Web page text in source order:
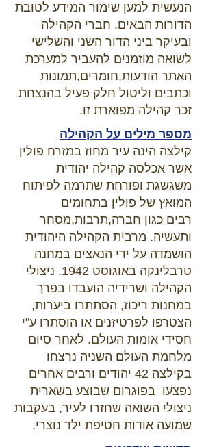
הנעשית למען שימור המידע לטובת
הדורות הבאים. חברי הקהילה
ובעיקר ביני הדור השני והשלישי
לשואה מוזמנים להעביר למערכת
האתר הודעות,חומרים,תמונות
וכתבים וליטול חלק פעיל בהנצחת
זכר קהילה מפוארת זו.
מספר מילים על הקהילה
קילצה הינה עיר מחוז במזרח פולין
אשר אכלסה קהילה יהודית
משגשגת ופורחת שתרמה לפיתוח
המואץ של פולין בתחומים
רבים כגון חברה,תרבות,מסחר
ותעשיה. מרבית הקהילה היהודית
הושמדה על ידי הנאצים במחנה
טרבלינקה באוגוסט 1942. ניצולי
הקהילה ושרידיה הועבדו בפרך
במחנות ריכוז, הסתתרו ביערות,
הצטרפו לפרטיזנים או הוסתרו ע"י
חסידי אומות העולם. לאחר סיום
מלחמת העולם השניה נרצחו
בקילצה 42 יהודים ורבים אחרים
נפצעו בפוגרום שבוצע בשארית
ניצולי השואה שחזרו לעיר, בעקבות
שמועה אודות חטיפת ילד נוצרי.